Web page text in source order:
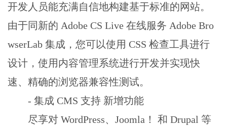
开发人员能充满自信地构建基于标准的网站。
由于同新的 Adobe CS Live 在线服务 Adobe Bro
wserLab 集成，您可以使用 CSS 检查工具进行
设计，使用内容管理系统进行开发并实现快
速、精确的浏览器兼容性测试。
- 集成 CMS 支持 新增功能
尽享对 WordPress、Joomla！ 和 Drupal 等